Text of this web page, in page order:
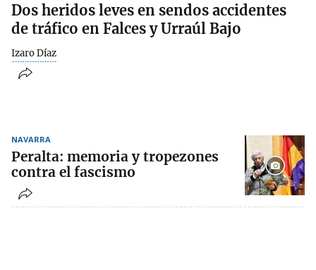
Dos heridos leves en sendos accidentes
de tráfico en Falces y Urraúl Bajo
Izaro Díaz
NAVARRA
Peralta: memoria y tropezones
contra el fascismo